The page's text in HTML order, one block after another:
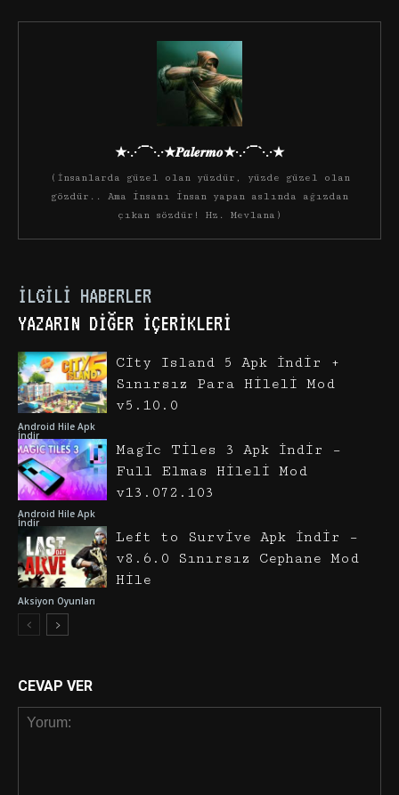
★·.·´¯`·.·★𝑷𝒂𝒍𝒆𝒓𝒎𝒐★·.·´¯`·.·★
(İnsanlarda güzel olan yüzdür, yüzde güzel olan
gözdür.. Ama insanı insan yapan aslında ağızdan
çıkan sözdür! Hz. Mevlana)
İLGILI HABERLER
YAZARIN DIĞER İÇERIKLERI
Android Hile Apk
İndir
City Island 5 Apk İndir +
Sınırsız Para Hileli Mod
v5.10.0
Android Hile Apk
İndir
Magic Tiles 3 Apk İndir –
Full Elmas Hileli Mod
v13.072.103
Aksiyon Oyunları
Left to Survive Apk İndir –
v8.6.0 Sınırsız Cephane Mod
Hile
CEVAP VER